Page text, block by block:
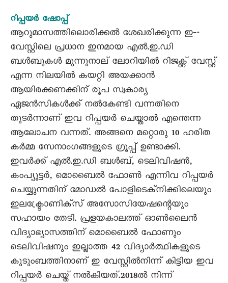
റിപ്പയർ ഷോപ്പ്
ആറുമാസത്തിലൊരിക്കൽ ശേഖരിക്കുന്ന ഇ‐-
വേസ്റ്റിലെ പ്രധാന ഇനമായ എൽ.ഇ.ഡി
ബൾബുകൾ മൂന്നുനാല് ലോറിയിൽ റിജക്റ്റ് വേസ്റ്റ്
എന്ന നിലയിൽ കയറ്റി അയക്കാൻ
ആയിരക്കണക്കിന് രൂപ സ്വകാര്യ
ഏജൻസികൾക്ക് നൽകേണ്ടി വന്നതിനെ
തുടർന്നാണ് ഇവ റിപ്പയർ ചെയ്താൽ എന്തെന്ന
ആലോചന വന്നത്. അങ്ങനെ മറ്റൊരു 10 ഹരിത
കർമ്മ സേനാംഗങ്ങളുടെ ഗ്രൂപ്പ് ഉണ്ടാക്കി.
ഇവർക്ക് എൽ.ഇ.ഡി ബൾബ്, ടെലിവിഷൻ,
കംപ്യൂട്ടർ, മൊബൈൽ ഫോൺ എന്നിവ റിപ്പയർ
ചെയ്യുന്നതിന് മോഡൽ പോളിടെക്നിക്കിലെയും
ഇലക്ട്രോണിക്സ് അസോസിയേഷന്റെയും
സഹായം തേടി. പ്രളയകാലത്ത് ഓൺലൈൻ
വിദ്യാഭ്യാസത്തിന് മൊബൈൽ ഫോണും
ടെലിവിഷനും ഇല്ലാത്ത 42 വിദ്യാർത്ഥികളുടെ
കുടുംബത്തിനാണ് ഇ വേസ്റ്റിൽനിന്ന് കിട്ടിയ ഇവ
റിപ്പയർ ചെയ്ത് നൽകിയത്.2018ൽ നിന്ന്